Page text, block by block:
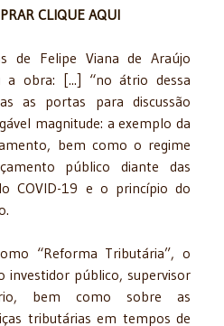
CLIQUE AQUI
de Felipe Viana de Araújo
a obra: [...] “no átrio dessa
as portas para discussão
magnitude: a exemplo da
bem como o regime
público diante das
COVID-19 e o princípio do
“Reforma Tributária”, o
investidor público, supervisor
bem como sobre as
tributárias em tempos de